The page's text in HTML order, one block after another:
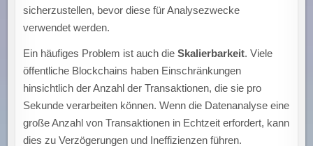
sicherzustellen, bevor diese für Analysezwecke
verwendet werden.
Ein häufiges Problem ist auch dieSkalierbarkeit. Viele
öffentliche Blockchains haben Einschränkungen
hinsichtlich der Anzahl der Transaktionen, die sie pro
Sekunde verarbeiten können. Wenn die Datenanalyse eine
große Anzahl von Transaktionen in Echtzeit erfordert, kann
dies zu Verzögerungen und Ineffizienzen führen.